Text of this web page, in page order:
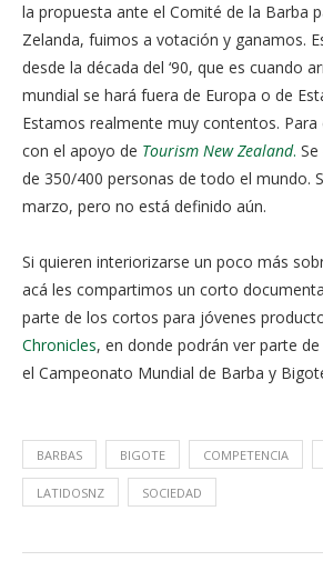
la propuesta ante el Comité de la Barba
Zelanda, fuimos a votación y ganamos.
desde la década del ‘90, que es cuando
mundial se hará fuera de Europa o de
Estamos realmente muy contentos.
con el apoyo de Tourism New Zealand.
de 350/400 personas de todo el mundo.
marzo, pero no está definido aún.
Si quieren interiorizarse un poco más
acá les compartimos un corto
parte de los cortos para jóvenes
Chronicles, en donde podrán ver parte
el Campeonato Mundial de Barba y
BARBAS BIGOTE COMPETENCIA
LATIDOSNZ SOCIEDAD